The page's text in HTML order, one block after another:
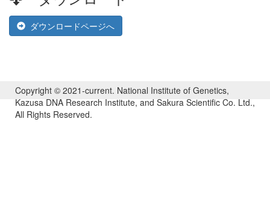
ダウンロードページへ
Copyright © 2021-current. National Institute of Genetics,
Kazusa DNA Research Institute, and Sakura Scientific Co. Ltd.,
All Rights Reserved.